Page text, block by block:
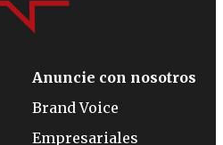
Anuncie con nosotros
Brand Voice
Empresariales